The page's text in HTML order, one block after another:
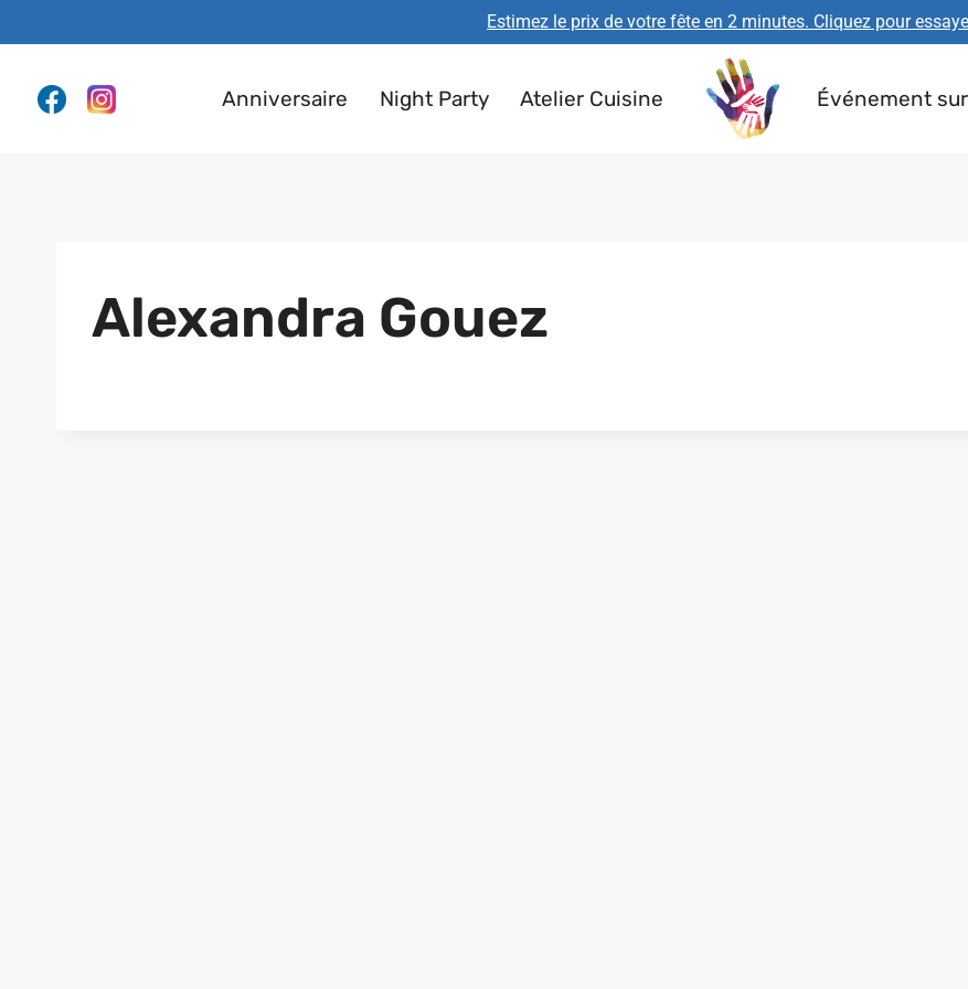
au
contenu
Estimez le prix de votre fête en 2 minutes. Cliquez pour
Anniversaire Night Party Atelier Cuisine Événement
Alexandra Gouez